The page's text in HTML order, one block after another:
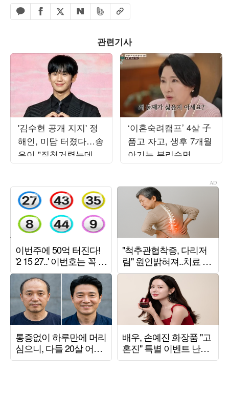
카카오톡 공유하기
페이스북 공유하기
엑스 공유하기
네이버 공유하기
밴드 공유하기
URL복사
관련기사
'김수현 공개 지지' 정
해인, 미담 터졌다…송
은이 "질척거렸는데 명
절마다 인사" ('옥문아')
‘이혼숙려캠프’ 4살 子
품고 자고, 생후 7개월
아기는 분리수면...이
호선 “둘째 싫은 이유